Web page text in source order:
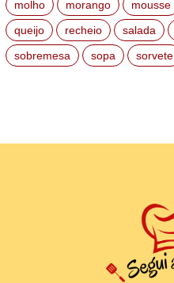
molho
morango mousse
queijo
recheio salada
sobremesa
sopa sorvete